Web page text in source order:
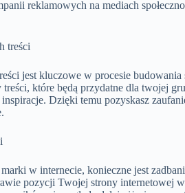
reklamowych na mediach
treści
jest kluczowe w procesie
które będą przydatne dla twojej
Dzięki temu pozyskasz
w internecie, konieczne jest
pozycji Twojej strony